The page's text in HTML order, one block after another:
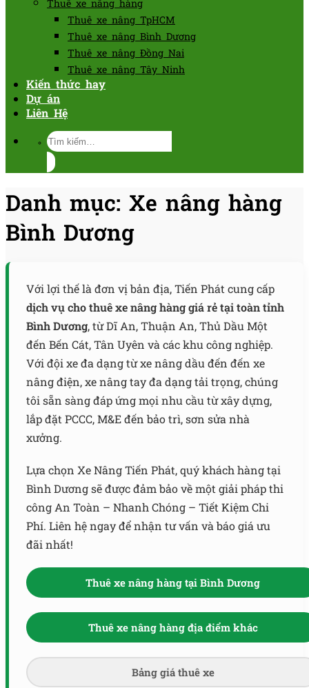
Thuê xe nâng hàng
Thuê xe nâng TpHCM
Thuê xe nâng Bình Dương
Thuê xe nâng Đồng Nai
Thuê xe nâng Tây Ninh
Kiến thức hay
Dự án
Liên Hệ
Tìm
kiếm:
Danh mục: Xe nâng hàng
Bình Dương
Với lợi thế là đơn vị bản địa, Tiến Phát cung cấp
dịch vụ cho thuê xe nâng hàng giá rẻ tại toàn tỉnh
Bình Dương, từ Dĩ An, Thuận An, Thủ Dầu Một
đến Bến Cát, Tân Uyên và các khu công nghiệp.
Với đội xe đa dạng từ xe nâng dầu đến đến xe
nâng điện, xe nâng tay đa dạng tải trọng, chúng
tôi sẵn sàng đáp ứng mọi nhu cầu từ xây dựng,
lắp đặt PCCC, M&E đến bảo trì, sơn sửa nhà
xưởng.
Lựa chọn Xe Nâng Tiến Phát, quý khách hàng tại
Bình Dương sẽ được đảm bảo về một giải pháp thi
công An Toàn – Nhanh Chóng – Tiết Kiệm Chi
Phí. Liên hệ ngay để nhận tư vấn và báo giá ưu
đãi nhất!
Thuê xe nâng hàng tại Bình Dương
Thuê xe nâng hàng địa điểm khác
Bảng giá thuê xe